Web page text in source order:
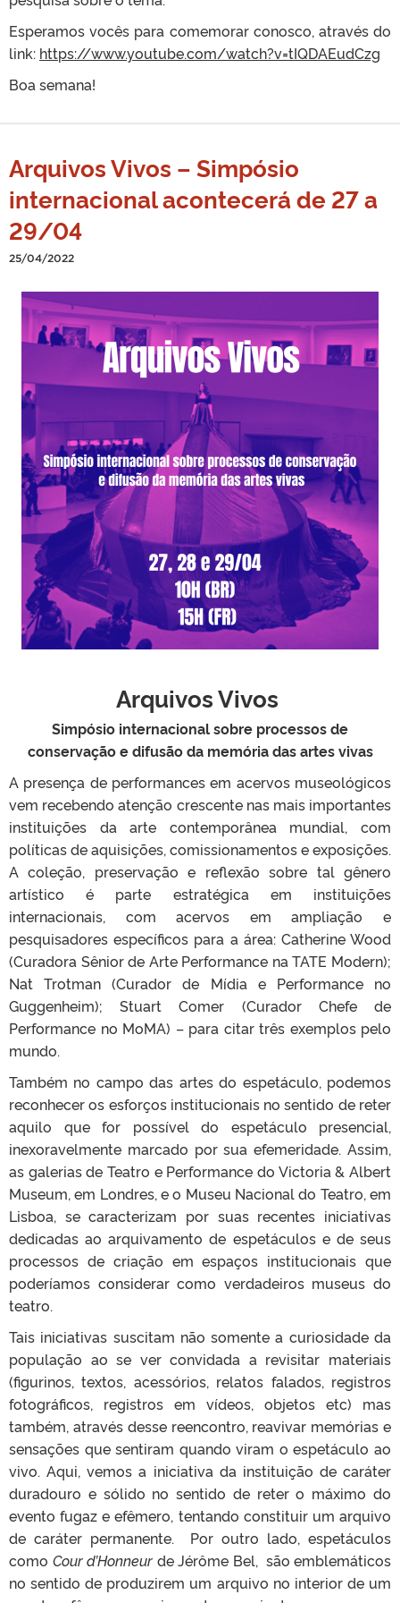
Esperamos vocês para comemorar conosco, através do
link: https://www.youtube.com/watch?v=tIQDAEudCzg
Boa semana!
Arquivos Vivos – Simpósio
internacional acontecerá de 27 a
29/04
25/04/2022
Arquivos Vivos
Simpósio internacional sobre processos de
conservação e difusão da memória das artes vivas
A presença de performances em acervos museológicos
vem recebendo atenção crescente nas mais importantes
instituições da arte contemporânea mundial, com
políticas de aquisições, comissionamentos e exposições.
A coleção, preservação e reflexão sobre tal gênero
artístico é parte estratégica em instituições
internacionais, com acervos em ampliação e
pesquisadores específicos para a área: Catherine Wood
(Curadora Sênior de Arte Performance na TATE Modern);
Nat Trotman (Curador de Mídia e Performance no
Guggenheim); Stuart Comer (Curador Chefe de
Performance no MoMA) – para citar três exemplos pelo
mundo.
Também no campo das artes do espetáculo, podemos
reconhecer os esforços institucionais no sentido de reter
aquilo que for possível do espetáculo presencial,
inexoravelmente marcado por sua efemeridade. Assim,
as galerias de Teatro e Performance do Victoria & Albert
Museum, em Londres, e o Museu Nacional do Teatro, em
Lisboa, se caracterizam por suas recentes iniciativas
dedicadas ao arquivamento de espetáculos e de seus
processos de criação em espaços institucionais que
poderíamos considerar como verdadeiros museus do
teatro.
Tais iniciativas suscitam não somente a curiosidade da
população ao se ver convidada a revisitar materiais
(figurinos, textos, acessórios, relatos falados, registros
fotográficos, registros em vídeos, objetos etc) mas
também, através desse reencontro, reavivar memórias e
sensações que sentiram quando viram o espetáculo ao
vivo. Aqui, vemos a iniciativa da instituição de caráter
duradouro e sólido no sentido de reter o máximo do
evento fugaz e efêmero, tentando constituir um arquivo
de caráter permanente. Por outro lado, espetáculos
como Cour d’Honneur de Jérôme Bel, são emblemáticos
no sentido de produzirem um arquivo no interior de um